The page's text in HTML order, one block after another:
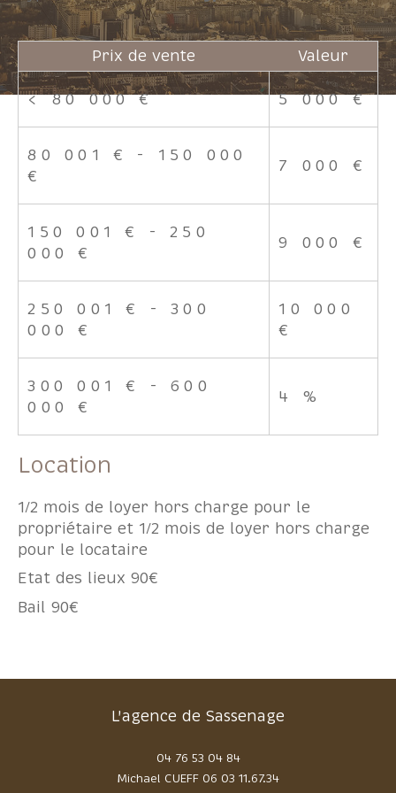
Prix de vente Valeur
<80 000 € 5 000 €
80 001 € - 150 000
€
7 000 €
150 001 € - 250
000 €
9 000 €
250 001 € - 300
000 €
10 000
€
300 001 € - 600
000 €
4 %
Location
1/2 mois de loyer hors charge pour le
propriétaire et 1/2 mois de loyer hors charge
pour le locataire
Etat des lieux 90€
Bail 90€
L'agence de Sassenage
04 76 53 04 84
Michael CUEFF 06 03 11.67.34
Pièces
1 2 3 4 5+
Localisation
FILTRER PAR
Coups de coeur
RECHERCHER